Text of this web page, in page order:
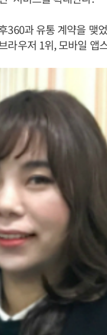
360과 유통 계약을 맺
라우저 1위, 모바일 앱